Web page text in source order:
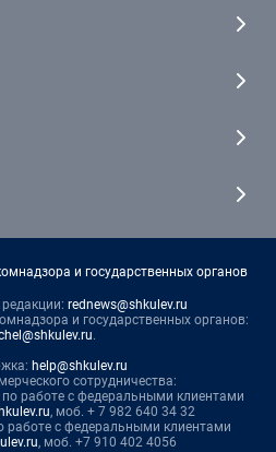
и государственных органов
rednews@shkulev.ru
и государственных органов:
.
help@shkulev.ru
сотрудничества:
работе с федеральными клиентами
, моб. + 7 982 640 34 32
работе с федеральными клиентами
, моб. +7 910 402 4056